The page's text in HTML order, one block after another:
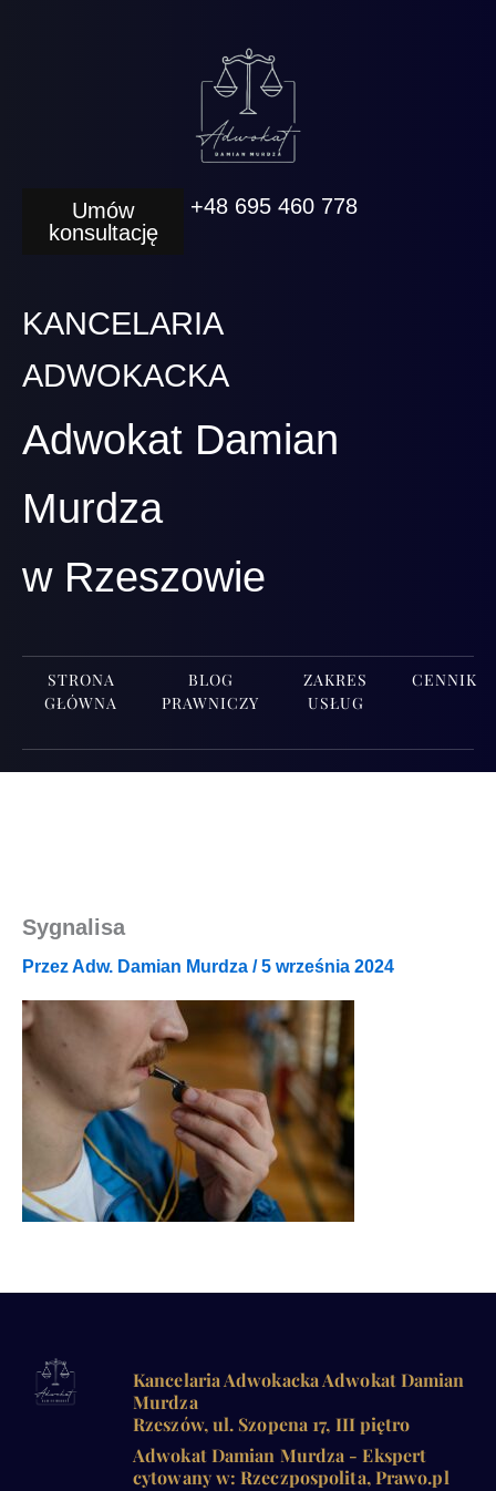
Umów
konsultację
+48 695 460 778
KANCELARIA
ADWOKACKA
Adwokat Damian
Murdza
w Rzeszowie
STRONA
GŁÓWNA
BLOG
PRAWNICZY
ZAKRES
USŁUG
CENNIK
Sygnalisa
PrzezAdw. Damian Murdza /5 września 2024
Kancelaria Adwokacka Adwokat Damian
Murdza
Rzeszów, ul. Szopena 17, III piętro
Adwokat Damian Murdza - Ekspert
cytowany w: Rzeczpospolita, Prawo.pl